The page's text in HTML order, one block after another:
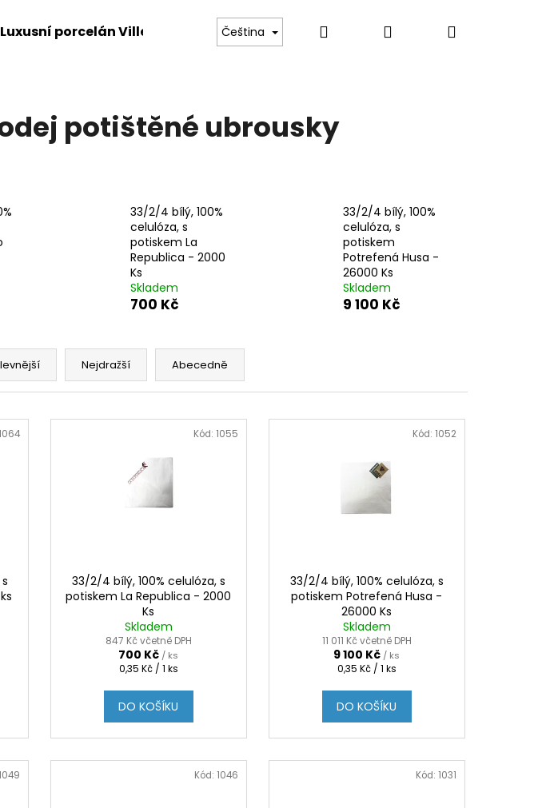
Luxusní porcelán Villeroy & Boch Tvrzené gastro sklo Luxusní příbory
Čeština Hledat PřihlášeníNákupní
potištěné ubrousky
33/2/4 bílý, 100%
celulóza, s
potiskem La
Republica - 2000
Ks
Skladem
700 Kč
33/2/4 bílý, 100%
celulóza, s
potiskem
Potrefená Husa -
26000 Ks
Skladem
9 100 Kč
Nejdražší Abecedně
33/2/4 bílý, 100% celulóza, s
potiskem La Republica - 2000
Ks
Skladem
847 Kč včetně DPH
700 Kč / ks
Měrná
0,35 Kč / 1 ks
DO KOŠÍKU
Kód: 1055
33/2/4 bílý, 100% celulóza, s
potiskem Potrefená Husa -
26000 Ks
Skladem
11 011 Kč včetně DPH
9 100 Kč / ks
Měrná
0,35 Kč / 1 ks
DO KOŠÍKU
Kód: 1052
Kód: 1046 Kód: 1031
HLEDAT